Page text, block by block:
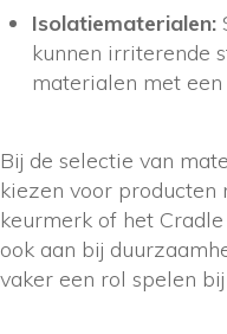
Isolatiematerialen:
kunnen irriterende
materialen met
Bij de selectie van
kiezen voor producten
keurmerk of het
ook aan bij
vaker een rol spelen bij